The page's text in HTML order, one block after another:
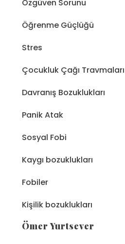
Özgüven Sorunu
Öğrenme Güçlüğü
Stres
Çocukluk Çağı Travmaları
Davranış Bozuklukları
Panik Atak
Sosyal Fobi
Kaygı bozuklukları
Fobiler
Kişilik bozuklukları
Ömer Yurtsever